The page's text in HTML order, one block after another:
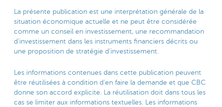
La présente publication est une interprétation générale de la
situation économique actuelle et ne peut être considérée
comme un conseil en investissement, une recommandation
d’investissement dans les instruments financiers décrits ou
une proposition de stratégie d’investissement.
Les informations contenues dans cette publication peuvent
être réutilisées à condition d’en faire la demande et que CBC
donne son accord explicite. La réutilisation doit dans tous les
cas se limiter aux informations textuelles. Les informations